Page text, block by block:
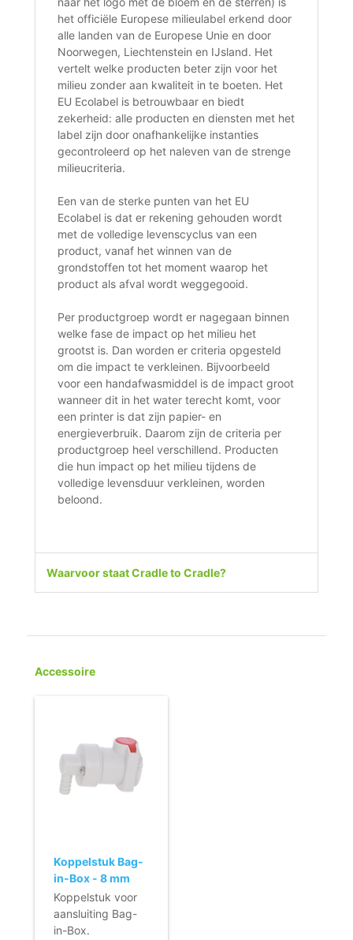
het officiële Europese milieulabel erkend door
alle landen van de Europese Unie en door
Noorwegen, Liechtenstein en IJsland. Het
vertelt welke producten beter zijn voor het
milieu zonder aan kwaliteit in te boeten. Het
EU Ecolabel is betrouwbaar en biedt
zekerheid: alle producten en diensten met het
label zijn door onafhankelijke instanties
gecontroleerd op het naleven van de strenge
milieucriteria.
Een van de sterke punten van het EU
Ecolabel is dat er rekening gehouden wordt
met de volledige levenscyclus van een
product, vanaf het winnen van de
grondstoffen tot het moment waarop het
product als afval wordt weggegooid.
Per productgroep wordt er nagegaan binnen
welke fase de impact op het milieu het
grootst is. Dan worden er criteria opgesteld
om die impact te verkleinen. Bijvoorbeeld
voor een handafwasmiddel is de impact groot
wanneer dit in het water terecht komt, voor
een printer is dat zijn papier- en
energieverbruik. Daarom zijn de criteria per
productgroep heel verschillend. Producten
die hun impact op het milieu tijdens de
volledige levensduur verkleinen, worden
beloond.
Waarvoor staat Cradle to Cradle?
Accessoire
Koppelstuk Bag-
in-Box - 8 mm
aansluting -
ROOD
Koppelstuk voor
aansluiting Bag-
in-Box.